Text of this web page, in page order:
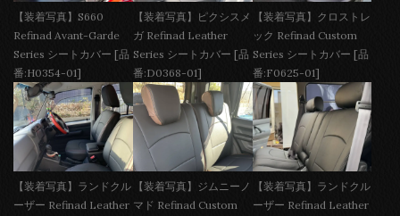
【装着写真】S660
Refinad Avant-Garde
Series シートカバー [品
番:H0354-01]
【装着写真】ピクシスメ
ガ Refinad Leather
Series シートカバー [品
番:D0368-01]
【装着写真】クロストレ
ック Refinad Custom
Series シートカバー [品
番:F0625-01]
【装着写真】ランドクル
ーザー Refinad Leather
【装着写真】ジムニーノ
マド Refinad Custom
【装着写真】ランドクル
ーザー Refinad Leather